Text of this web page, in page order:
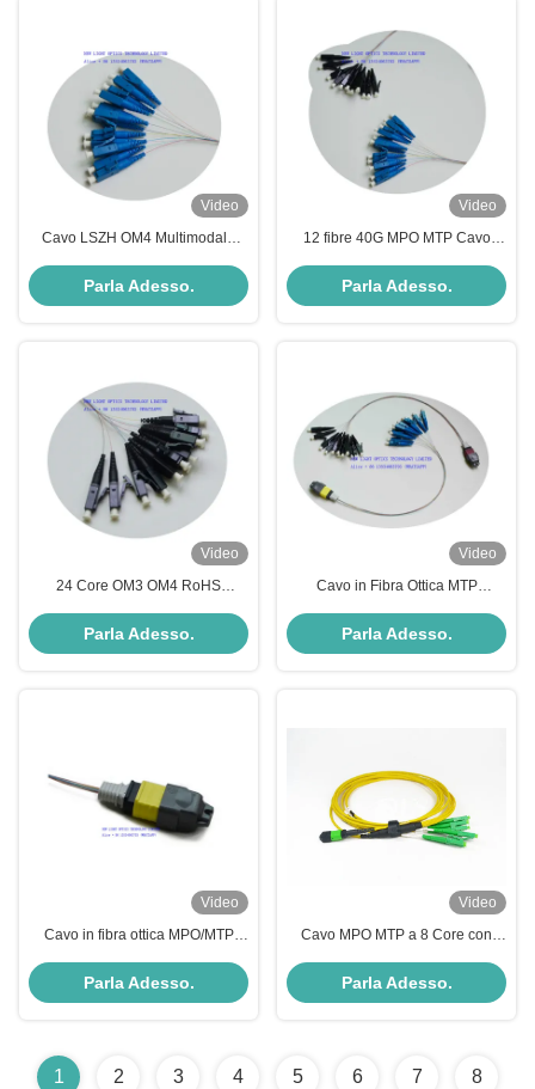
Video
Cavo LSZH OM4 Multimodale
Networking ad Alta Velocità
Parla Adesso.
Video
12 fibre 40G MPO MTP Cavo
Polarità A Plenum
Parla Adesso.
Video
24 Core OM3 OM4 RoHS
per trasmissione dati ad alta
velocità
Parla Adesso.
Video
Cavo in Fibra Ottica MTP
OM4 Modalità 8 Core
Parla Adesso.
Video
Cavo in fibra ottica MPO/MTP
MPO Harness
Parla Adesso.
Video
Cavo MPO MTP a 8 Core con
Personalizzata per Reti in Fibra
Parla Adesso.
1 2 3 4 5 6 7 8